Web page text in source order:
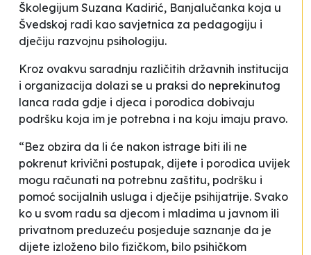
Školegijum Suzana Kadirić, Banjalučanka koja u
Švedskoj radi kao savjetnica za pedagogiju i
dječiju razvojnu psihologiju.
Kroz ovakvu saradnju različitih državnih institucija
i organizacija dolazi se u praksi do neprekinutog
lanca rada gdje i djeca i porodica dobivaju
podršku koja im je potrebna i na koju imaju pravo.
“Bez obzira da li će nakon istrage biti ili ne
pokrenut krivični postupak, dijete i porodica uvijek
mogu računati na potrebnu zaštitu, podršku i
pomoć socijalnih usluga i dječije psihijatrije. Svako
ko u svom radu sa djecom i mladima u javnom ili
privatnom preduzeću posjeduje saznanje da je
dijete izloženo bilo fizičkom, bilo psihičkom